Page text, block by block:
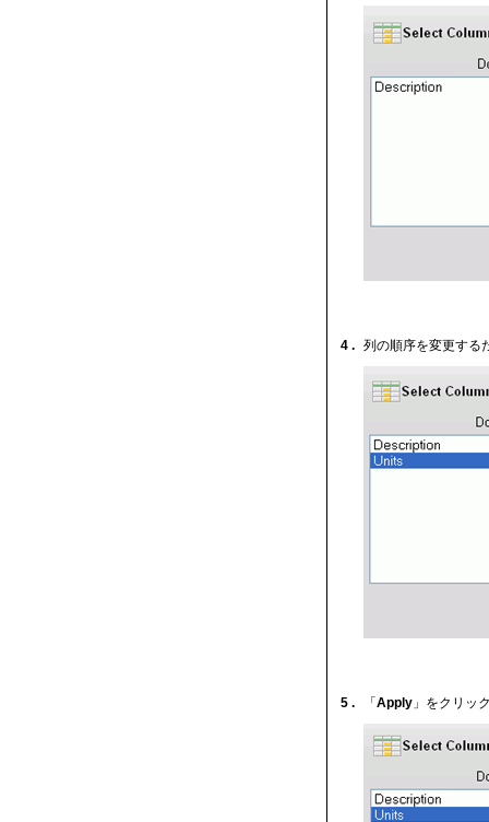
4 . 列の順序を変更する
5 . 「Apply 」をクリッ